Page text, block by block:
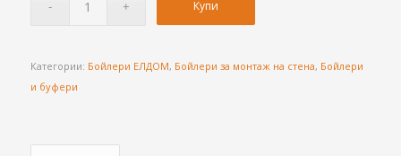
Купи
Категории: Бойлери ЕЛДОМ, Бойлери за монтаж на стена, Бойлери
и буфери